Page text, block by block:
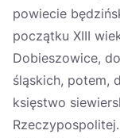
powiecie
początku XIII
Dobieszowice,
śląskich, potem,
księstwo